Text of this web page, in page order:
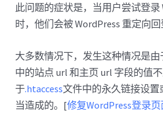
此问题的症状是，当用户尝试登录
时，他们会被 WordPress 重定向回
大多数情况下，发生这种情况是由
中的站点 url 和主页 url 字段的值
于.htaccess文件中的永久链接设
当造成的。[修复WordPress登录